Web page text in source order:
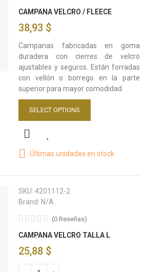
CAMPANA VELCRO / FLEECE
38,93 $
Campanas fabricadas en goma
duradera con cierres de velcro
ajustables y seguros. Están forradas
con vellón o borrego en la parte
superior para mayor comodidad.
SELECT OPTIONS
Últimas unidades en stock
SKU:4201112-2
Brand: N/A
(0 Reseñas)
CAMPANA VELCRO TALLA L
25,88 $